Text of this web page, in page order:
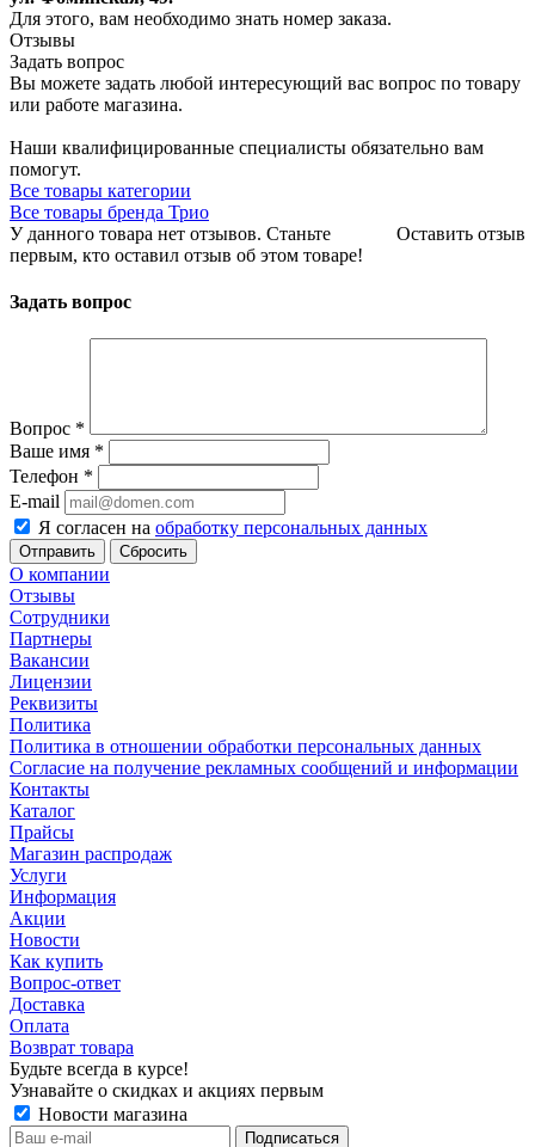
Для этого, вам необходимо знать номер заказа.
Отзывы
Задать вопрос
Вы можете задать любой интересующий вас вопрос по товару
или работе магазина.
Наши квалифицированные специалисты обязательно вам
помогут.
Все товары категории
Все товары бренда Трио
Оставить отзыв
У данного товара нет отзывов. Станьте
первым, кто оставил отзыв об этом товаре!
Задать вопрос
Вопрос *
Ваше имя *
Телефон *
E-mail
Я согласен на обработку персональных данных
Сбросить
О компании
Отзывы
Сотрудники
Партнеры
Вакансии
Лицензии
Реквизиты
Политика
Политика в отношении обработки персональных данных
Согласие на получение рекламных сообщений и информации
Контакты
Каталог
Прайсы
Магазин распродаж
Услуги
Информация
Акции
Новости
Как купить
Вопрос-ответ
Доставка
Оплата
Возврат товара
Будьте всегда в курсе!
Узнавайте о скидках и акциях первым
Новости магазина